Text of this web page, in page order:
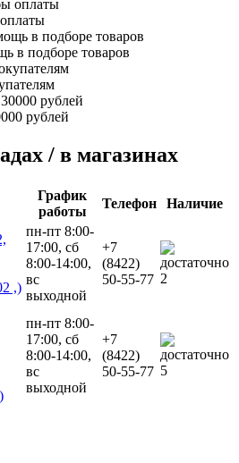
в подборе товаров
рублей
/ в магазинах
График
работы
Телефон Наличие
,)
пн-пт 8:00-
17:00, сб
8:00-14:00,
вс
выходной
+7
(8422)
50-55-77 2
пн-пт 8:00-
17:00, сб
8:00-14:00,
вс
выходной
+7
(8422)
50-55-77 5